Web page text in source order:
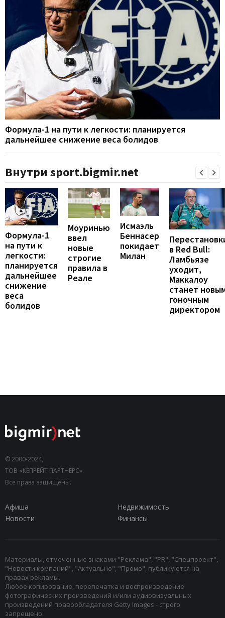
Формула-1 на пути к легкости: планируется
дальнейшее снижение веса болидов
Внутри sport.bigmir.net
Формула-1
на пути к
легкости:
планируется
дальнейшее
снижение
веса
болидов
Моуринью
ввел
новые
строгие
правила в
Реале
Исмаэль
Беннасер
покидает
Милан
в Red Bull:
Ламбьязе
уходит,
Маккалоу
станет
гоночным
директором
© 2000-2024,
ТОВ «КЕПРЕЙТ ПАРТНЕРС».
Все права защищены.
Афиша
Недвижимость
Новости
Финансы
Материалы, отмеченные знаками "Реклама", "PR", "Спецпроект",
"Новости компаний", "Актуально", "Промо", публикуются на
правах рекламы.
Любое копирование, перепечатка и воспроизведение
фотографических произведений и/или аудиовизуальных
произведений правообладателя Getty Images - строго
запрещено.